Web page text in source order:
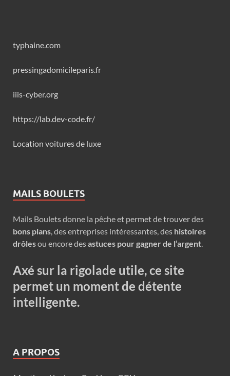
typhaine.com
pressingadomicileparis.fr
iiis-cyber.org
https://lab.dev-code.fr/
Location voitures de luxe
MAILS BOULETS
Mails Boulets donne la pêche et permet de trouver des
bons plans , des entreprises intéressantes, des histoires
drôlesou encore desastuces pour gagner de l’argent
Axé sur la rigolade utile, ce site
permet un moment de détente
intelligente.
A PROPOS